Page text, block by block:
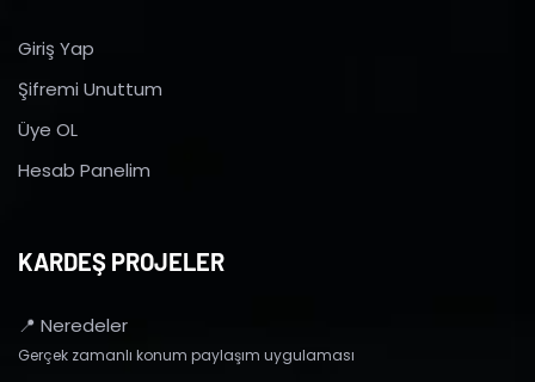
Giriş Yap
Şifremi Unuttum
Üye OL
Hesab Panelim
KARDEŞ PROJELER
📍 Neredeler
Gerçek zamanlı konum paylaşım uygulaması